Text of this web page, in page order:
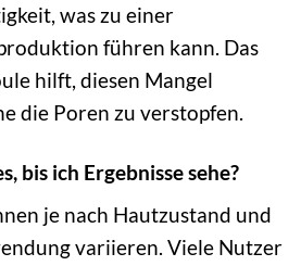
was zu einer
führen kann. Das
hilft, diesen Mangel
die Poren zu verstopfen.
bis ich Ergebnisse sehe?
je nach Hautzustand und
variieren. Viele Nutzer